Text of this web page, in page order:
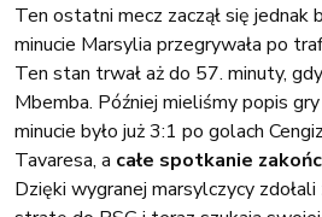
Ten ostatni mecz zaczął się jednak
minucie Marsylia przegrywała po
Ten stan trwał aż do 57. minuty,
Mbemba. Później mieliśmy popis
minucie było już 3:1 po golach
Tavaresa, a całe spotkanie
Dzięki wygranej marsylczycy